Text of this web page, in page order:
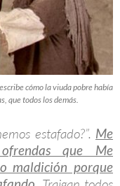
cómo la viuda pobre había
que todos los demás.
estafado?”. Me
que Me
maldición porque